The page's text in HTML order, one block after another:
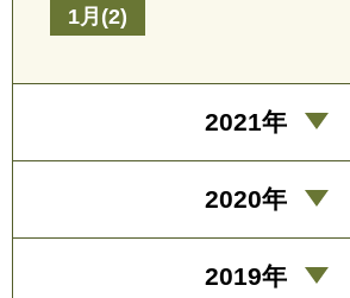
1月(2)
2021年
2020年
2019年